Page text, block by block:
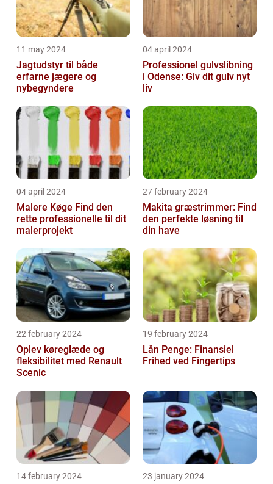
11 may 2024
Jagtudstyr til både
erfarne jægere og
nybegyndere
04 april 2024
Professionel gulvslibning
i Odense: Giv dit gulv nyt
liv
04 april 2024
Malere Køge Find den
rette professionelle til dit
malerprojekt
27 february 2024
Makita græstrimmer: Find
den perfekte løsning til
din have
22 february 2024
Oplev køreglæde og
fleksibilitet med Renault
Scenic
19 february 2024
Lån Penge: Finansiel
Frihed ved Fingertips
14 february 2024 23 january 2024